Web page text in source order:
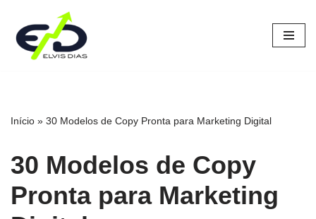
Pular
para
Início » 30 Modelos de Copy Pronta para Marketing Digital
30 Modelos de Copy
Pronta para Marketing